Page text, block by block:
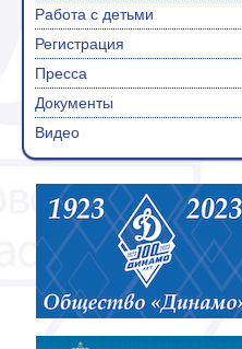
Работа с детьми
Регистрация
Пресса
Документы
Видео